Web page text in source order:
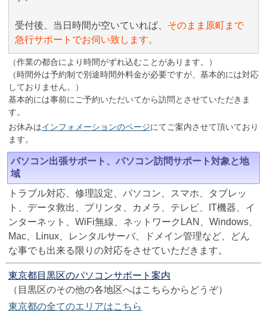
受付後、当日時間が空いていれば、 そのまま原町まで
急行サポートでお伺い致します。
（作業の都合により時間がずれ込むことがあります。）
（時間外は予約制で別途時間外料金が必要ですが、基本的には対応
しておりません。）
基本的には事前にご予約いただいてから訪問とさせていただきま
す。
お休みはインフォメーションのページにてご案内させて頂いており
ます。
パソコン出張サポート、パソコン訪問サポート対象と地
域
トラブル対応、修理設定、パソコン、スマホ、タブレッ
ト、データ救出、プリンタ、カメラ、テレビ、IT機器、イ
ンターネット、WiFi無線、ネットワークLAN、Windows、
Mac、Linux、レンタルサーバ、ドメイン管理など、どん
な事でも出来る限りの対応をさせていただきます。
東京都目黒区のパソコンサポート案内
（目黒区のその他の各地区へはこちらからどうぞ）
東京都の全てのエリアはこちら